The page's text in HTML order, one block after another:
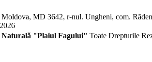
Moldova, MD 3642, r-nul. Ungheni, com.
Naturală "Plaiul Fagului" Toate Drepturile